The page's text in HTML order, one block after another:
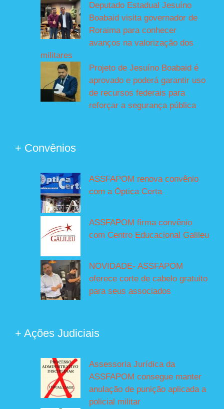
Deputado Estadual Jesuíno
Boabaid visita governador de
Roraima para conhecer
avanços na valorização dos
militares
Projeto de Jesuíno Boabaid é
aprovado e poderá garantir uso
de recursos federais para
reforçar a segurança pública
+ Convênios
ASSFAPOM renova convênio
com a Óptica Certa
ASSFAPOM firma convênio
com Centro Educacional Galileu
NOVIDADE- ASSFAPOM
oferece corte de cabelo gratuito
para seus associados
+ Ações Judiciais
Assessoria Jurídica da
ASSFAPOM consegue manter
anulação de punição aplicada a
policial militar